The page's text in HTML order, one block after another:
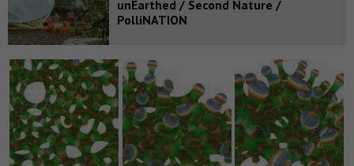
unEarthed / Second Nature /
PolliNATION